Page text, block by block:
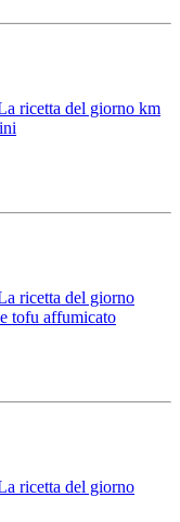
ricetta del giorno km
ricetta del giorno
tofu affumicato
ricetta del giorno